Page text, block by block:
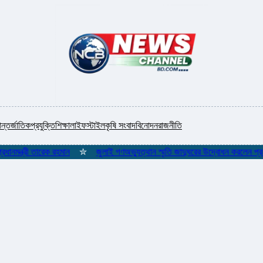
প্রযুক্তিশিক্ষালাইফস্টাইলকৃষি সংবাদবিনোদনরাজনীতি
তারেক রহমান ✮ জুলাই গণঅভ্যুত্থান স্মৃতি জাদুঘরের উদ্বোধন করলেন প্রধানমন্ত্রী